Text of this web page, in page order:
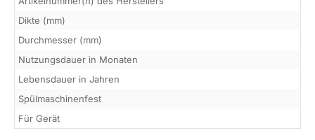
Dikte (mm)
Durchmesser (mm)
Nutzungsdauer in Monaten
Lebensdauer in Jahren
Spülmaschinenfest
Für Gerät